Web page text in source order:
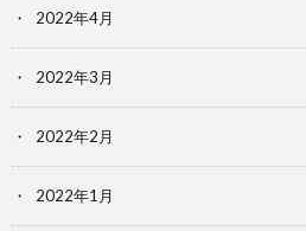
2022年4月
2022年3月
2022年2月
2022年1月